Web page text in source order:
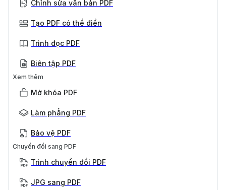
Chỉnh sửa văn bản PDF
Tạo PDF có thể điền
Trình đọc PDF
Biên tập PDF
Xem thêm
Mở khóa PDF
Làm phẳng PDF
Bảo vệ PDF
Chuyển đổi sang PDF
Trình chuyển đổi PDF
JPG sang PDF